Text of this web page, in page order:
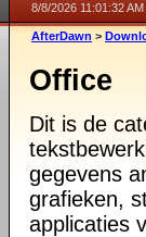
8/8/2026 11:01:32 AM
AfterDawn >
Office
Dit is de
gegevens
grafieken,
applicaties